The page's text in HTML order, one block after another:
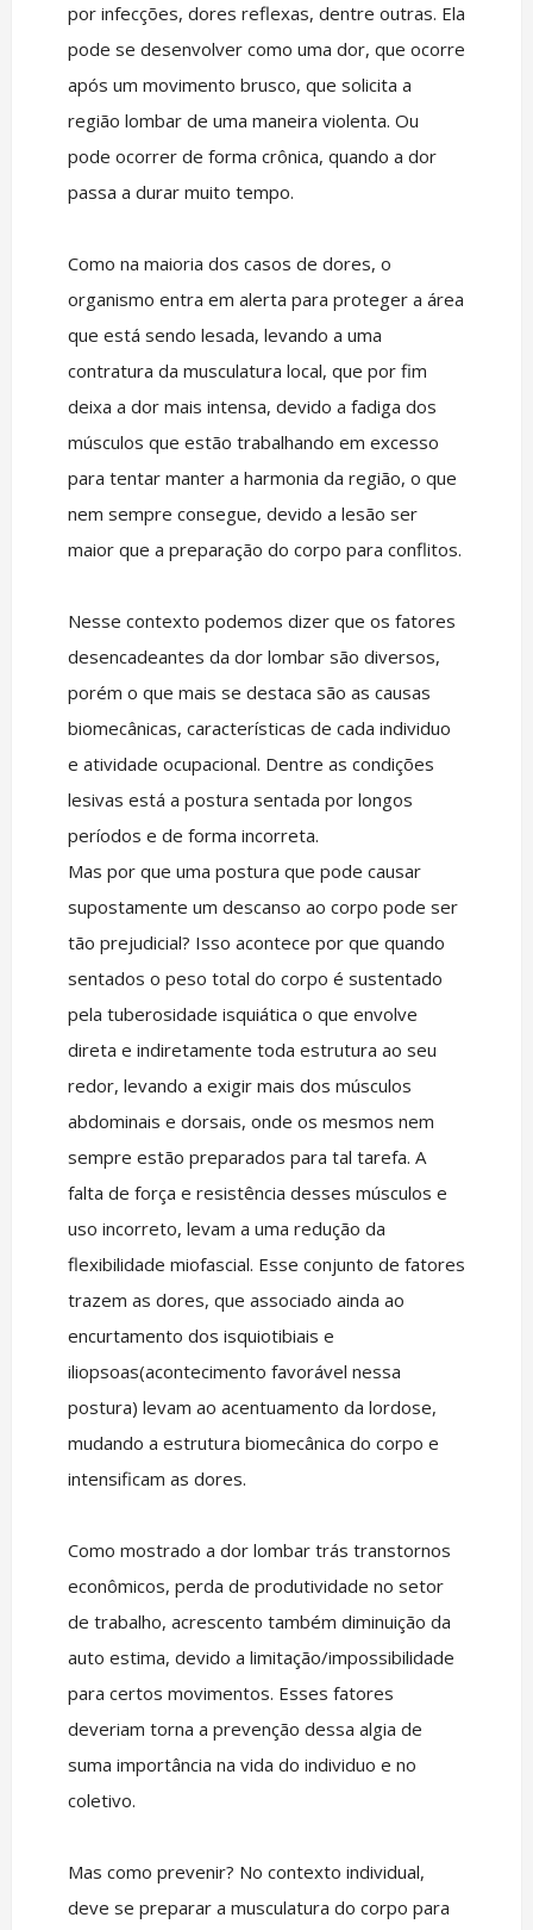
por infecções, dores reflexas, dentre outras. Ela
pode se desenvolver como uma dor, que ocorre
após um movimento brusco, que solicita a
região lombar de uma maneira violenta. Ou
pode ocorrer de forma crônica, quando a dor
passa a durar muito tempo.
Como na maioria dos casos de dores, o
organismo entra em alerta para proteger a área
que está sendo lesada, levando a uma
contratura da musculatura local, que por fim
deixa a dor mais intensa, devido a fadiga dos
músculos que estão trabalhando em excesso
para tentar manter a harmonia da região, o que
nem sempre consegue, devido a lesão ser
maior que a preparação do corpo para conflitos.
Nesse contexto podemos dizer que os fatores
desencadeantes da dor lombar são diversos,
porém o que mais se destaca são as causas
biomecânicas, características de cada individuo
e atividade ocupacional. Dentre as condições
lesivas está a postura sentada por longos
períodos e de forma incorreta.
Mas por que uma postura que pode causar
supostamente um descanso ao corpo pode ser
tão prejudicial? Isso acontece por que quando
sentados o peso total do corpo é sustentado
pela tuberosidade isquiática o que envolve
direta e indiretamente toda estrutura ao seu
redor, levando a exigir mais dos músculos
abdominais e dorsais, onde os mesmos nem
sempre estão preparados para tal tarefa. A
falta de força e resistência desses músculos e
uso incorreto, levam a uma redução da
flexibilidade miofascial. Esse conjunto de fatores
trazem as dores, que associado ainda ao
encurtamento dos isquiotibiais e
iliopsoas(acontecimento favorável nessa
postura) levam ao acentuamento da lordose,
mudando a estrutura biomecânica do corpo e
intensificam as dores.
Como mostrado a dor lombar trás transtornos
econômicos, perda de produtividade no setor
de trabalho, acrescento também diminuição da
auto estima, devido a limitação/impossibilidade
para certos movimentos. Esses fatores
deveriam torna a prevenção dessa algia de
suma importância na vida do individuo e no
coletivo.
Mas como prevenir? No contexto individual,
deve se preparar a musculatura do corpo para